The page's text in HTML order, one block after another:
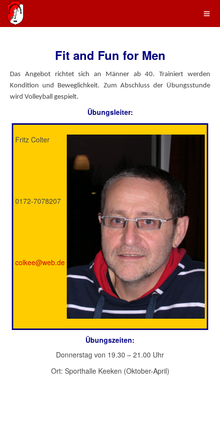
Fit and Fun for Men
Das Angebot richtet sich an Männer ab 40. Trainiert werden
Kondition und Beweglichkeit. Zum Abschluss der Übungsstunde
wird Volleyball gespielt.
Übungsleiter:
Fritz Colter
0172-7078207
colkee@web.de
Übungszeiten:
Donnerstag von 19.30 – 21.00 Uhr
Ort: Sporthalle Keeken (Oktober-April)